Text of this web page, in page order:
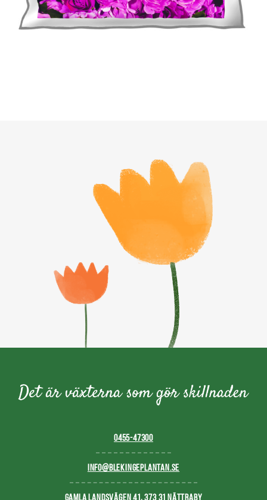
0455-47300
INFO@BLEKINGEPLANTAN.SE
GAMLA LANDSVÄGEN 41, 373 31 NÄTTRABY